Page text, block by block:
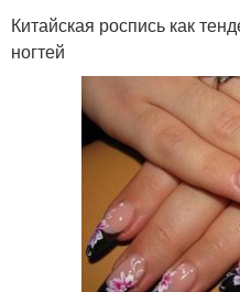
Китайская роспись как
ногтей